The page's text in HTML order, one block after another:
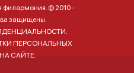
филармония. © 2010 -
защищены.
ПЕРСОНАЛЬНЫХ
САЙТЕ.